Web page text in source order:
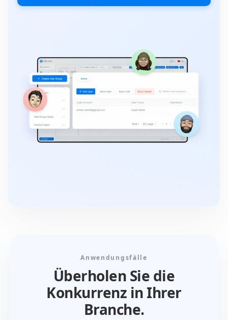
Anwendungsfälle
Überholen Sie die
Konkurrenz in Ihrer
Branche.